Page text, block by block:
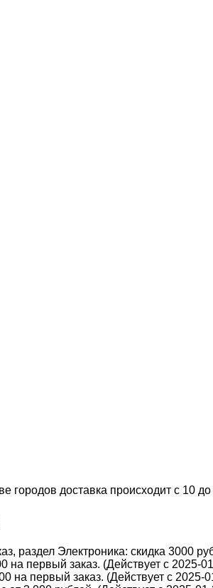
городов доставка происходит с 10
раздел Электроника: скидка 3000
на первый заказ. (Действует с 2025-
на первый заказ. (Действует с 2025-